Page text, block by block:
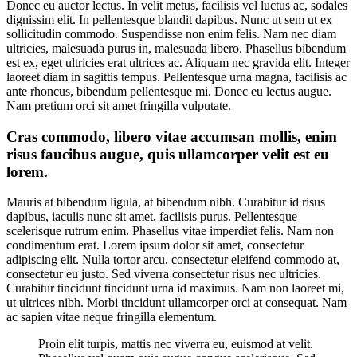
Donec eu auctor lectus. In velit metus, facilisis vel luctus ac, sodales
dignissim elit. In pellentesque blandit dapibus. Nunc ut sem ut ex
sollicitudin commodo. Suspendisse non enim felis. Nam nec diam
ultricies, malesuada purus in, malesuada libero. Phasellus bibendum
est ex, eget ultricies erat ultrices ac. Aliquam nec gravida elit. Integer
laoreet diam in sagittis tempus. Pellentesque urna magna, facilisis ac
ante rhoncus, bibendum pellentesque mi. Donec eu lectus augue.
Nam pretium orci sit amet fringilla vulputate.
Cras commodo, libero vitae accumsan mollis, enim
risus faucibus augue, quis ullamcorper velit est eu
lorem.
Mauris at bibendum ligula, at bibendum nibh. Curabitur id risus
dapibus, iaculis nunc sit amet, facilisis purus. Pellentesque
scelerisque rutrum enim. Phasellus vitae imperdiet felis. Nam non
condimentum erat. Lorem ipsum dolor sit amet, consectetur
adipiscing elit. Nulla tortor arcu, consectetur eleifend commodo at,
consectetur eu justo. Sed viverra consectetur risus nec ultricies.
Curabitur tincidunt tincidunt urna id maximus. Nam non laoreet mi,
ut ultrices nibh. Morbi tincidunt ullamcorper orci at consequat. Nam
ac sapien vitae neque fringilla elementum.
Proin elit turpis, mattis nec viverra eu, euismod at velit.